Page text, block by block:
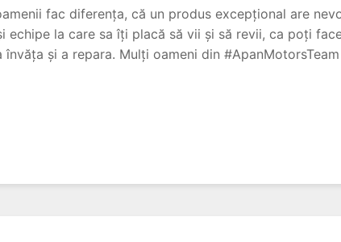
fac diferența, că un produs excepțional are
echipe la care sa îți placă să vii și să revii, ca poți
învăța și a repara. Mulți oameni din